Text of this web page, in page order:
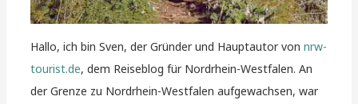
Hallo, ich bin Sven, der Gründer und Hauptautor vonnrw-
tourist.de, dem Reiseblog für Nordrhein-Westfalen. An
der Grenze zu Nordrhein-Westfalen aufgewachsen, war